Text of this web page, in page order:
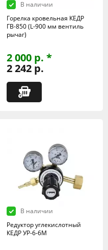
В наличии
Горелка кровельная КЕДР
ГВ-850 (L-900 мм вентиль
рычаг)
2 000 р. *
2 242 р.
В наличии
Редуктор углекислотный
КЕДР УР-6-6М